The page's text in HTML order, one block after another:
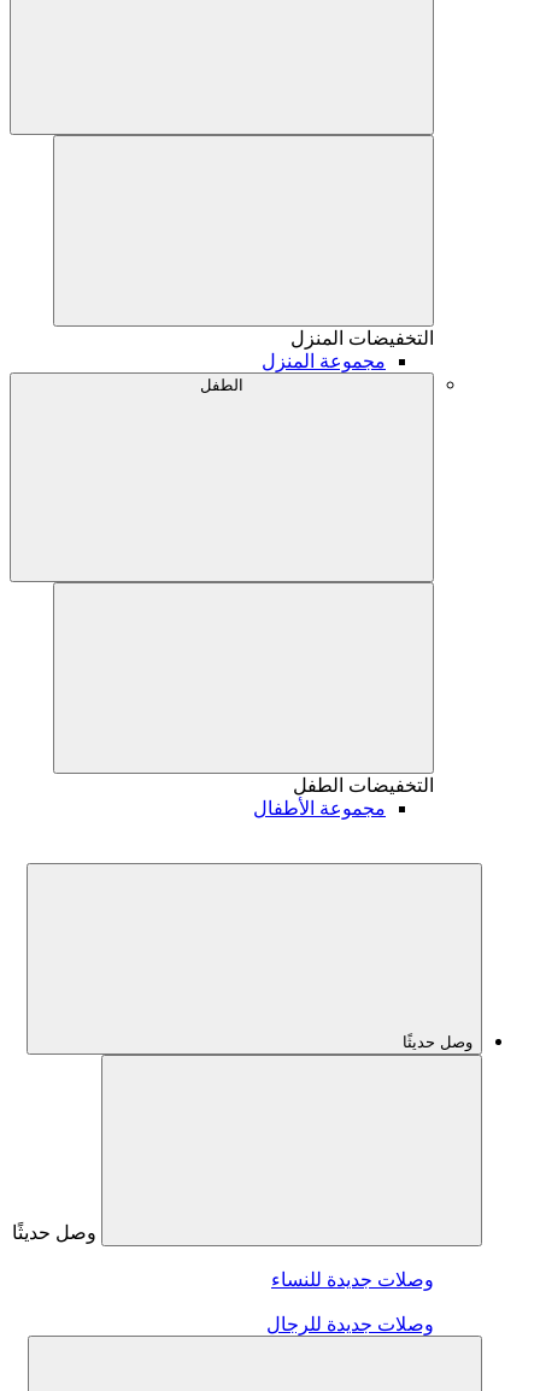
التخفيضات المنزل
مجموعة المنزل
الطفل
التخفيضات الطفل
مجموعة الأطفال
وصل حديثًا
وصل حديثًا
وصلات جديدة للنساء
وصلات جديدة للرجال